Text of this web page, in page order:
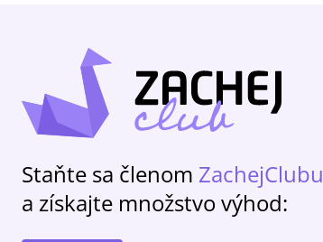
Staňte sa členom ZachejClubu
a získajte množstvo výhod: